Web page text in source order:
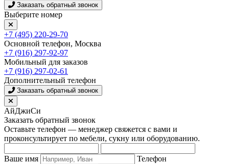
Заказать обратный звонок
Выберите номер
+7 (495) 220-29-70
Основной телефон, Москва
+7 (916) 297-92-97
Мобильный для заказов
+7 (916) 297-02-61
Дополнительный телефон
Заказать обратный звонок
АйДжиСи
Заказать обратный звонок
Оставьте телефон — менеджер свяжется с вами и
проконсультирует по мебели, сукну или оборудованию.
Ваше имя
Телефон